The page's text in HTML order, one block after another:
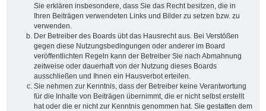
Sie erklären insbesondere, dass Sie das Recht besitzen, die in
Ihren Beiträgen verwendeten Links und Bilder zu setzen bzw. zu
verwenden.
Der Betreiber des Boards übt das Hausrecht aus. Bei Verstößen
gegen diese Nutzungsbedingungen oder anderer im Board
veröffentlichten Regeln kann der Betreiber Sie nach Abmahnung
zeitweise oder dauerhaft von der Nutzung dieses Boards
ausschließen und Ihnen ein Hausverbot erteilen.
Sie nehmen zur Kenntnis, dass der Betreiber keine Verantwortung
für die Inhalte von Beiträgen übernimmt, die er nicht selbst erstellt
hat oder die er nicht zur Kenntnis genommen hat. Sie gestatten dem